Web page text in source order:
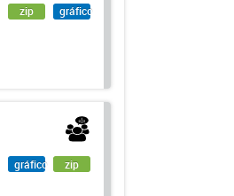
zip gráfico
gráfico zip